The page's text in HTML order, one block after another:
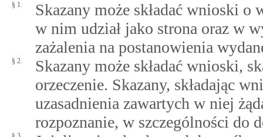
§ 1.
Skazany może składać wnioski o
w nim udział jako strona oraz w
zażalenia na postanowienia
§ 2.
Skazany może składać wnioski,
orzeczenie. Skazany, składając
uzasadnienia zawartych w niej
rozpoznanie, w szczególności do